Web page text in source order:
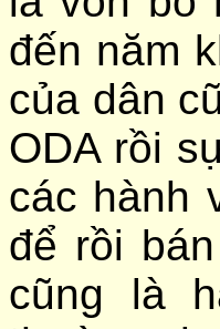
đến năm
của dân
ODA rồi
các hành
để rồi
cũng là